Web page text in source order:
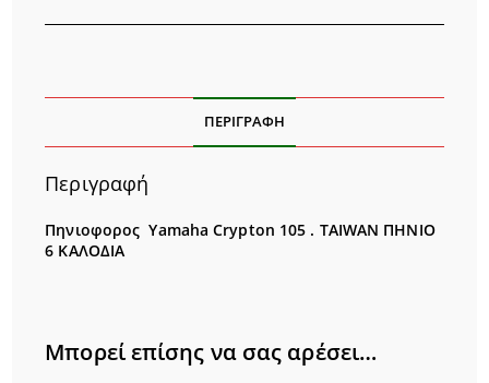
ΠΕΡΙΓΡΑΦΉ
Περιγραφή
Πηνιοφορος Yamaha Crypton 105 . TAIWAN ΠΗΝΙΟ
6 ΚΑΛΟΔΙΑ
Μπορεί επίσης να σας αρέσει…